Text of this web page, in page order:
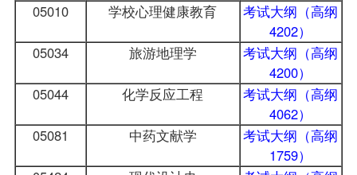
05010
学校心理健康教育
考试大纲（高纲
4202）
05034
旅游地理学
考试大纲（高纲
4200）
05044
化学反应工程
考试大纲（高纲
4062）
05081
中药文献学
考试大纲（高纲
1759）